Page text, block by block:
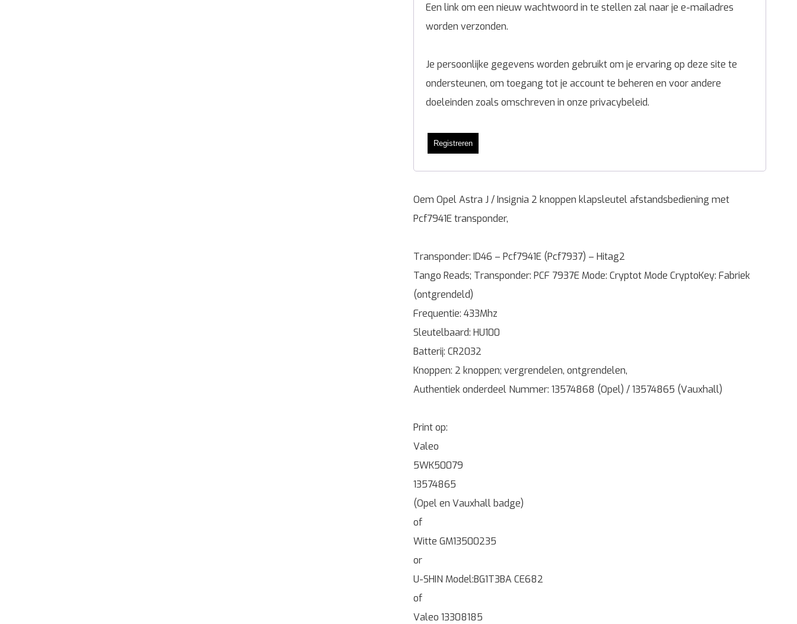
Een link om een nieuw wachtwoord in te stellen zal naar je e-mailadres
worden verzonden.
Je persoonlijke gegevens worden gebruikt om je ervaring op deze site te
ondersteunen, om toegang tot je account te beheren en voor andere
doeleinden zoals omschreven in onze privacybeleid.
Registreren
Oem Opel Astra J / Insignia 2 knoppen klapsleutel afstandsbediening met
Pcf7941E transponder,
Transponder: ID46 – Pcf7941E (Pcf7937) – Hitag2
Tango Reads; Transponder: PCF 7937E Mode: Cryptot Mode CryptoKey: Fabriek
(ontgrendeld)
Frequentie: 433Mhz
Sleutelbaard: HU100
Batterij: CR2032
Knoppen: 2 knoppen; vergrendelen, ontgrendelen,
Authentiek onderdeel Nummer: 13574868 (Opel) / 13574865 (Vauxhall)
Print op:
Valeo
5WK50079
13574865
(Opel en Vauxhall badge)
of
Witte GM13500235
or
U-SHIN Model:BG1T3BA CE682
of
Valeo 13308185